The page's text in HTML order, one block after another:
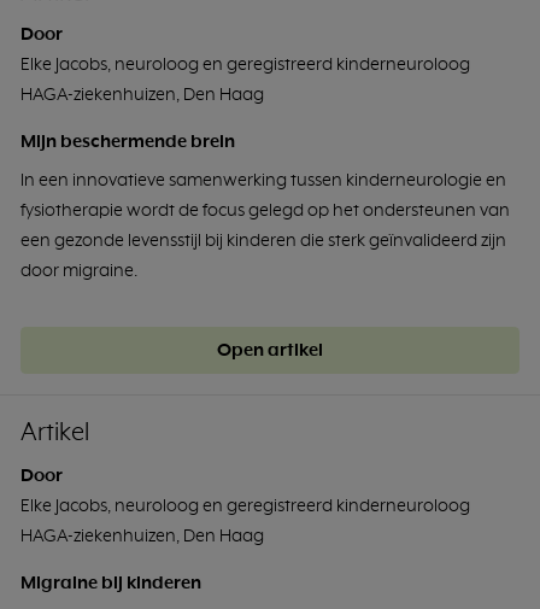
Door
Elke Jacobs, neuroloog en geregistreerd kinderneuroloog
HAGA-ziekenhuizen, Den Haag
Mijn beschermende brein
In een innovatieve samenwerking tussen kinderneurologie en
fysiotherapie wordt de focus gelegd op het ondersteunen van
een gezonde levensstijl bij kinderen die sterk geïnvalideerd zijn
door migraine.
Open artikel
Artikel
Door
Elke Jacobs, neuroloog en geregistreerd kinderneuroloog
HAGA-ziekenhuizen, Den Haag
Migraine bij kinderen